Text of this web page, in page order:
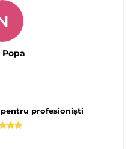
profesioniști
Popa